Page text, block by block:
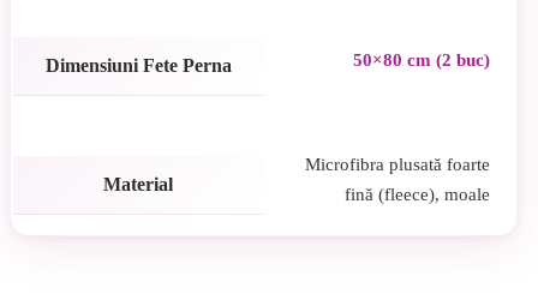
Dimensiuni Fete Perna 50×80 cm (2 buc)
Material
Microfibra plusată foarte
fină (fleece), moale